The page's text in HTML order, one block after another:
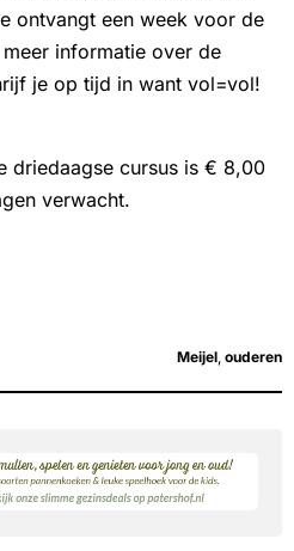
ontvangt een week voor de
informatie over de
je op tijd in want vol=vol!
driedaagse cursus is € 8,00
verwacht.
Meijel, ouderen